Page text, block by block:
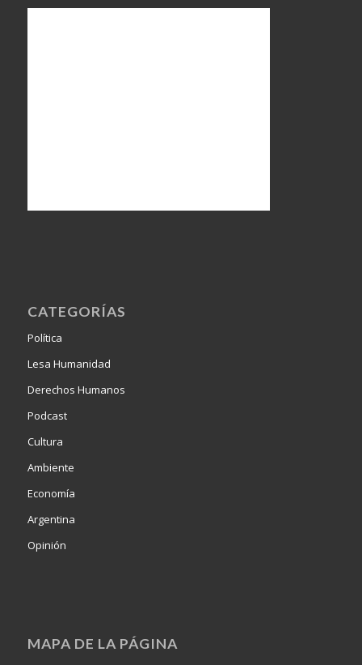
CATEGORÍAS
Política
Lesa Humanidad
Derechos Humanos
Podcast
Cultura
Ambiente
Economía
Argentina
Opinión
MAPA DE LA PÁGINA